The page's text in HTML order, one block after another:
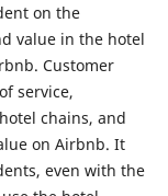
on the
value in the hotel
Customer
service,
chains, and
on Airbnb. It
even with the